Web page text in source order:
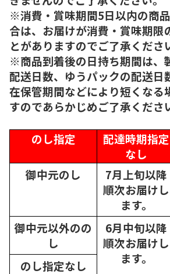
※消費・賞味期間5日以内の商
合は、お届けが消費・賞味期限
とがありますのでご了承くださ
※商品到着後の日持ち期間は、
配送日数、ゆうパックの配送日
在保管期間などにより短くなる
すのであらかじめご了承くださ
のし指定
配達時期指定
なし
御中元のし
7月上旬以降
順次お届けし
ます。
御中元以外のの
し
6月中旬以降
順次お届けし
ます。
のし指定なし